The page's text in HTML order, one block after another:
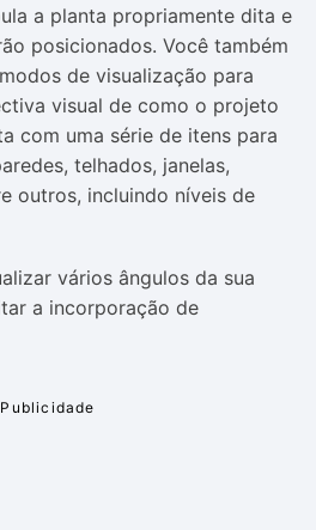
a planta propriamente dita e
posicionados. Você também
de visualização para
visual de como o projeto
com uma série de itens para
telhados, janelas,
outros, incluindo níveis de
vários ângulos da sua
a incorporação de